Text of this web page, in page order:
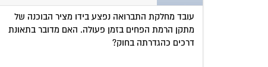
עובד מחלקת התברואה נפצע בידו מציר הבוכנה של
מתקן הרמת הפחים בזמן פעולה. האם מדובר בתאונת
דרכים כהגדרתה בחוק?